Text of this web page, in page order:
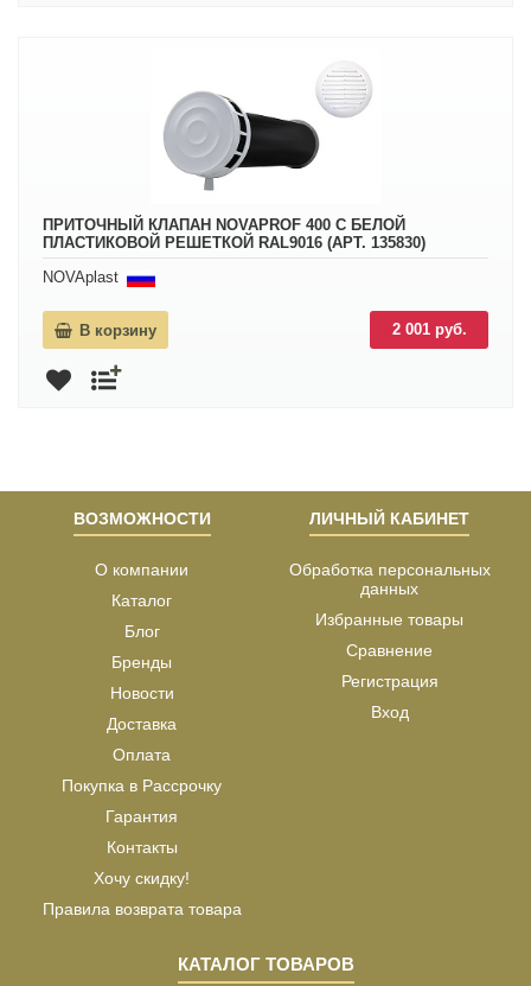
ПРИТОЧНЫЙ КЛАПАН NOVAPROF 400 С БЕЛОЙ
ПЛАСТИКОВОЙ РЕШЕТКОЙ RAL9016 (АРТ. 135830)
NOVAplast
2 001 руб.
В корзину
ВОЗМОЖНОСТИ
О компании
Каталог
Блог
Бренды
Новости
Доставка
Оплата
Покупка в Рассрочку
Гарантия
Контакты
Хочу скидку!
Правила возврата товара
ЛИЧНЫЙ КАБИНЕТ
Обработка персональных
данных
Избранные товары
Сравнение
Регистрация
Вход
КАТАЛОГ ТОВАРОВ